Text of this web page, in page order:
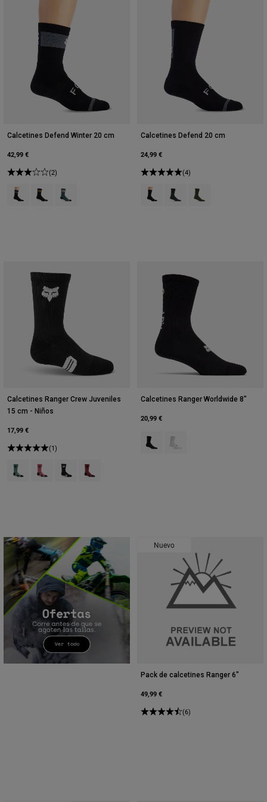
Calcetines Defend Winter 20 cm
42,99 €
(2)
Product swatch type of Negro.
Product swatch type of Marrón Azúcar.
Product swatch type of Verde salvia.
Calcetines Defend 20 cm
24,99 €
(4)
Product swatch type of Negro.
Product swatch type of
Product swatch
Calcetines Ranger Crew Juveniles
15 cm - Niños
17,99 €
(1)
Product swatch type of Arctic Blue.
Product swatch type of Berry.
Product swatch type of Negro.
Product swatch type of Marrón óxido.
Calcetines Ranger Worldwide 8"
20,99 €
Product swatch type of Negro.
Product swatch type of
Nuevo
Pack de calcetines Ranger 6"
49,99 €
(6)